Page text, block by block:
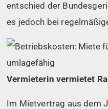
entschied der
es jedoch bei
Vermieterin vermietet
Im Mietvertrag aus dem